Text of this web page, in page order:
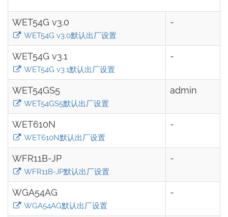
WET54G v3.0
WET54G v3.0默认出厂设置
-
WET54G v3.1
WET54G v3.1默认出厂设置
-
WET54GS5
WET54GS5默认出厂设置
admin
WET610N
WET610N默认出厂设置
-
WFR11B-JP
WFR11B-JP默认出厂设置
-
WGA54AG
WGA54AG默认出厂设置
-